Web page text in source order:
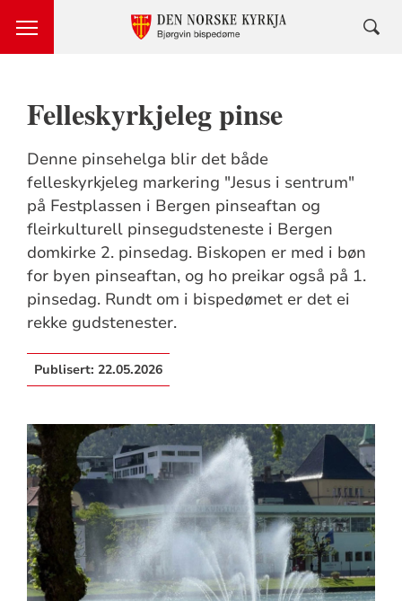
Felleskyrkjeleg pinse
Denne pinsehelga blir det både
felleskyrkjeleg markering "Jesus i sentrum"
på Festplassen i Bergen pinseaftan og
fleirkulturell pinsegudsteneste i Bergen
domkirke 2. pinsedag. Biskopen er med i bøn
for byen pinseaftan, og ho preikar også på 1.
pinsedag. Rundt om i bispedømet er det ei
rekke gudstenester.
Publisert: 22.05.2026